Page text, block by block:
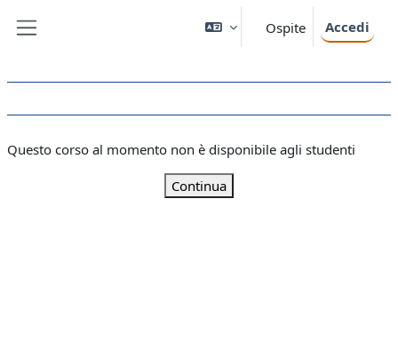
Ospite Accedi
Questo corso al momento non è disponibile agli studenti
Continua